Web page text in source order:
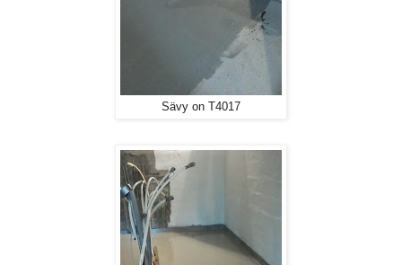
Sävy on T4017